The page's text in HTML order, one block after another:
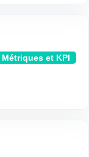
Métriques et KPI